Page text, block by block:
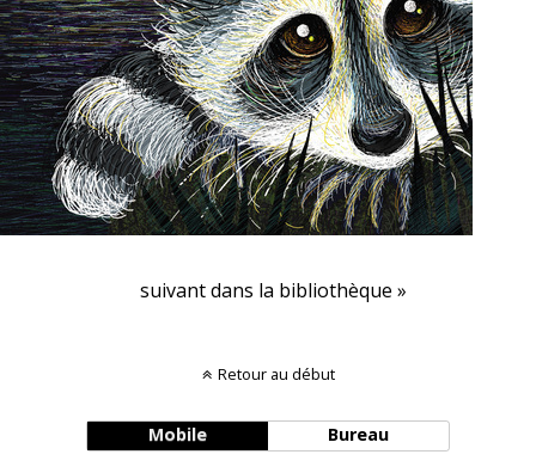
suivant dans la bibliothèque »
Retour au début
Mobile Bureau